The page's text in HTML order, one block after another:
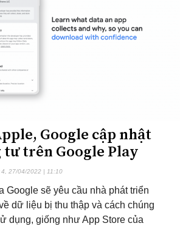
Google cập nhật
trên Google Play
4, 27/04/2022 | 11:10
Google sẽ yêu cầu nhà phát triển
dữ liệu bị thu thập và cách chúng
dụng, giống như App Store của